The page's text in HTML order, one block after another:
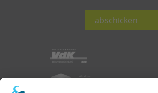
abschicken